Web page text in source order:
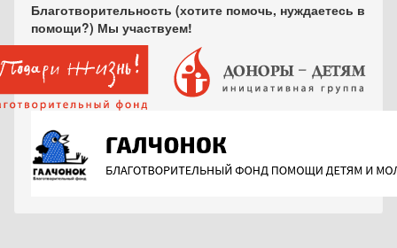
Благотворительность (хотите помочь, нуждаетесь в
помощи?) Мы участвуем!